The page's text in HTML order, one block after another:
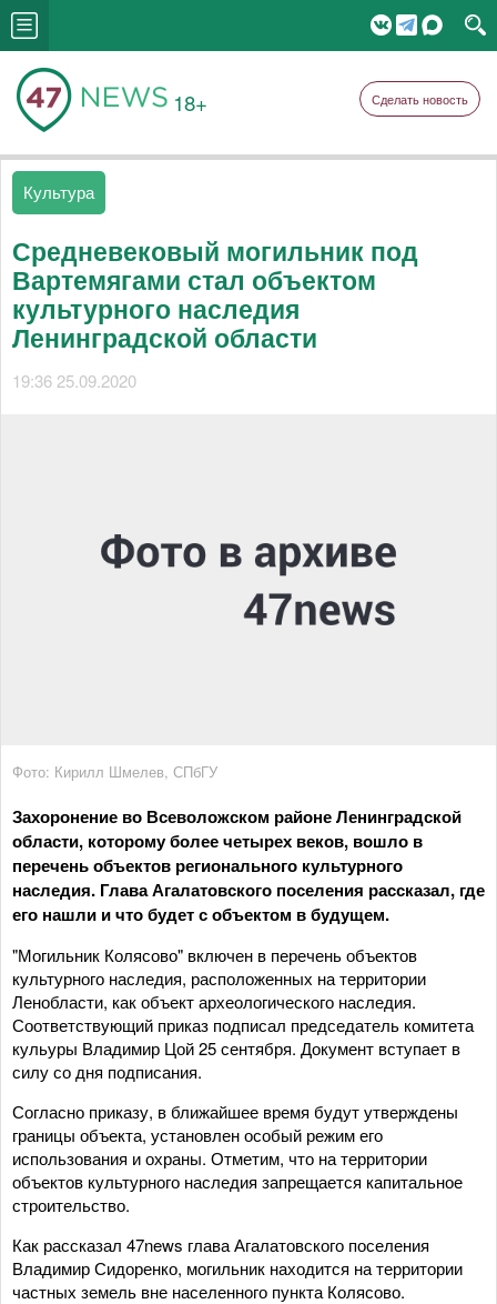
18+ Сделать новость
Культура
Средневековый могильник под
Вартемягами стал объектом
культурного наследия
Ленинградской области
19:36 25.09.2020
Фото: Кирилл Шмелев, СПбГУ
Захоронение во Всеволожском районе Ленинградской
области, которому более четырех веков, вошло в
перечень объектов регионального культурного
наследия. Глава Агалатовского поселения рассказал, где
его нашли и что будет с объектом в будущем.
"Могильник Колясово" включен в перечень объектов
культурного наследия, расположенных на территории
Ленобласти, как объект археологического наследия.
Соответствующий приказ подписал председатель комитета
кульуры Владимир Цой 25 сентября. Документ вступает в
силу со дня подписания.
Согласно приказу, в ближайшее время будут утверждены
границы объекта, установлен особый режим его
использования и охраны. Отметим, что на территории
объектов культурного наследия запрещается капитальное
строительство.
Как рассказал 47news глава Агалатовского поселения
Владимир Сидоренко, могильник находится на территории
частных земель вне населенного пункта Колясово.